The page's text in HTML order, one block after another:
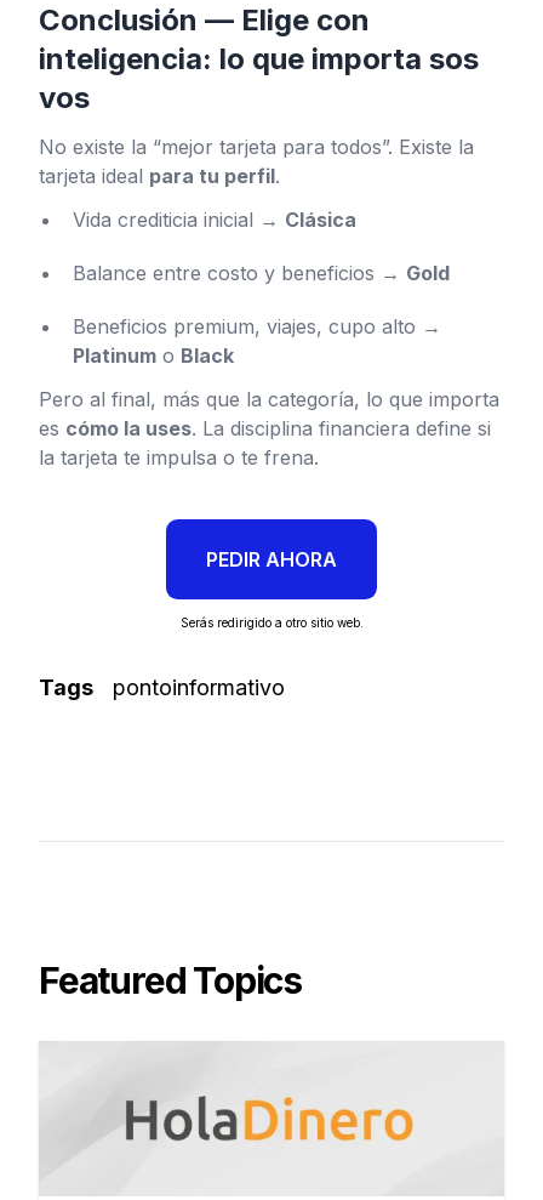
Conclusión — Elige con
inteligencia: lo que importa sos
vos
No existe la “mejor tarjeta para todos”. Existe la
tarjeta ideal para tu perfil.
Vida crediticia inicial → Clásica
Balance entre costo y beneficios → Gold
Beneficios premium, viajes, cupo alto →
Platinum o Black
Pero al final, más que la categoría, lo que importa
es cómo la uses. La disciplina financiera define si
la tarjeta te impulsa o te frena.
PEDIR AHORA
Serás redirigido a otro sitio web.
Tags pontoinformativo
Featured Topics